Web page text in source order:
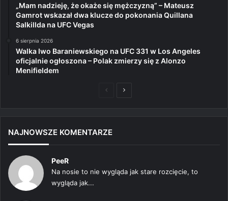
„Mam nadzieję, że okaże się mężczyzną” – Mateusz
Gamrot wskazał dwa klucze do pokonania Quillana
Salkillda na UFC Vegas
6 sierpnia 2026
Walka Iwo Baraniewskiego na UFC 331 w Los Angeles
oficjalnie ogłoszona – Polak zmierzy się z Alonzo
Menifieldem
PoprzedniaNastępna
NAJNOWSZE KOMENTARZE
PeeR
Na nosie to nie wygląda jak stare rozcięcie, to
wygląda jak...